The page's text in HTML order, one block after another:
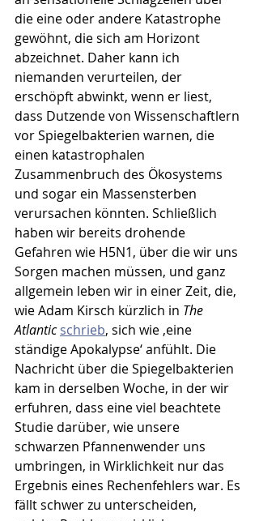
die eine oder andere Katastrophe
gewöhnt, die sich am Horizont
abzeichnet. Daher kann ich
niemanden verurteilen, der
erschöpft abwinkt, wenn er liest,
dass Dutzende von Wissenschaftlern
vor Spiegelbakterien warnen, die
einen katastrophalen
Zusammenbruch des Ökosystems
und sogar ein Massensterben
verursachen könnten. Schließlich
haben wir bereits drohende
Gefahren wie H5N1, über die wir uns
Sorgen machen müssen, und ganz
allgemein leben wir in einer Zeit, die,
wie Adam Kirsch kürzlich in The
Atlantic schrieb, sich wie ‚eine
ständige Apokalypse‘ anfühlt. Die
Nachricht über die Spiegelbakterien
kam in derselben Woche, in der wir
erfuhren, dass eine viel beachtete
Studie darüber, wie unsere
schwarzen Pfannenwender uns
umbringen, in Wirklichkeit nur das
Ergebnis eines Rechenfehlers war. Es
fällt schwer zu unterscheiden,